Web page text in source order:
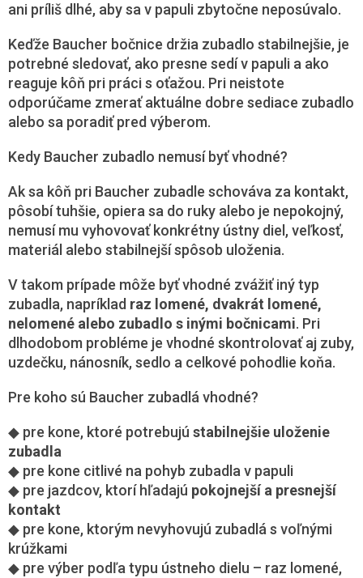
ani príliš dlhé, aby sa v papuli zbytočne neposúvalo.
Keďže Baucher bočnice držia zubadlo stabilnejšie, je
potrebné sledovať, ako presne sedí v papuli a ako
reaguje kôň pri práci s oťažou. Pri neistote
odporúčame zmerať aktuálne dobre sediace zubadlo
alebo sa poradiť pred výberom.
Kedy Baucher zubadlo nemusí byť vhodné?
Ak sa kôň pri Baucher zubadle schováva za kontakt,
pôsobí tuhšie, opiera sa do ruky alebo je nepokojný,
nemusí mu vyhovovať konkrétny ústny diel, veľkosť,
materiál alebo stabilnejší spôsob uloženia.
V takom prípade môže byť vhodné zvážiť iný typ
zubadla, napríklad raz lomené, dvakrát lomené,
nelomené alebo zubadlo s inými bočnicami. Pri
dlhodobom probléme je vhodné skontrolovať aj zuby,
uzdečku, nánosník, sedlo a celkové pohodlie koňa.
Pre koho sú Baucher zubadlá vhodné?
◆ pre kone, ktoré potrebujú stabilnejšie uloženie
zubadla
◆ pre kone citlivé na pohyb zubadla v papuli
◆ pre jazdcov, ktorí hľadajú pokojnejší a presnejší
kontakt
◆ pre kone, ktorým nevyhovujú zubadlá s voľnými
krúžkami
◆ pre výber podľa typu ústneho dielu – raz lomené,